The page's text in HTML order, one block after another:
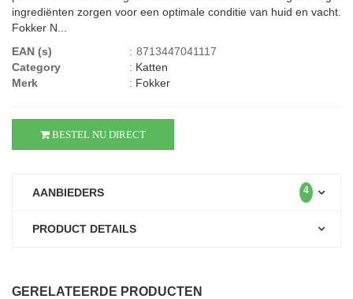
ingrediënten zorgen voor een optimale conditie van huid en vacht.
Fokker N...
EAN (s)
: 8713447041117
Category
: Katten
Merk
: Fokker
BESTEL NU DIRECT
AANBIEDERS 4
PRODUCT DETAILS
GERELATEERDE PRODUCTEN